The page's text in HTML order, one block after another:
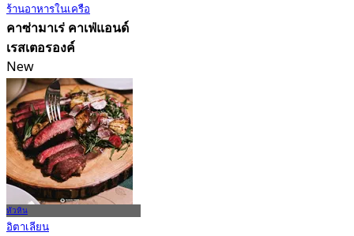
ร้านอาหารในเครือ
คาซ่ามาเร่ คาเฟ่แอนด์
เรสเตอรองค์
New
4.2
จาก฿ 622
หัวหิน
อิตาเลียน